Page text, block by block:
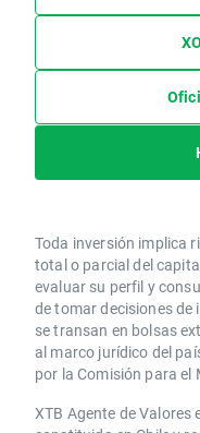
Toda inversión implica
total o parcial del
evaluar su perfil y
de tomar decisiones
se transan en bolsas
al marco jurídico del
por la Comisión para el
XTB Agente de Valores